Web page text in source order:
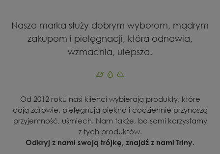
Nasza marka służy dobrym wyborom, mądrym
zakupom i pielęgnacji, która odnawia,
wzmacnia, ulepsza.
Od 2012 roku nasi klienci wybierają produkty, które
dają zdrowie, pielęgnują piękno i codziennie przynoszą
przyjemność, uśmiech. Nam także, bo sami korzystamy
z tych produktów.
Odkryj z nami swoją trójkę, znajdź z nami Triny.